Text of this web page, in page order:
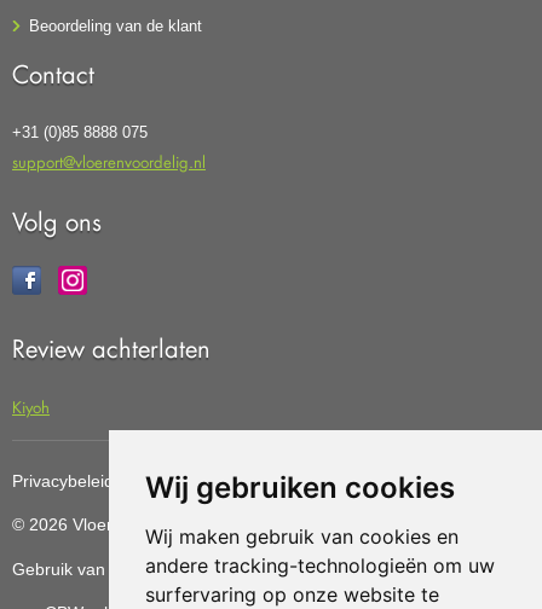
Wij gebruiken cookies
Wij maken gebruik van cookies en
andere tracking-technologieën om uw
surfervaring op onze website te
Beoordeling van de klant
Contact
+31 (0)85 8888 075
support@vloerenvoordelig.nl
Volg ons
Review achterlaten
Kiyoh
Privacybeleid Cookiebeleid Update cookies preferences
© 2026 Vloerenvoordelig
Gebruik van deze site betekent dat u dealgemene voorwaarden